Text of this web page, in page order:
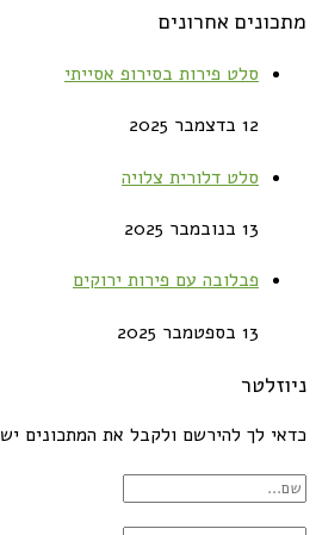
מתכונים אחרונים
סלט פירות בסירופ אסייתי
12 בדצמבר 2025
סלט דלורית צלויה
13 בנובמבר 2025
פבלובה עם פירות ירוקים
13 בספטמבר 2025
ניוזלטר
כדאי לך להירשם ולקבל את המתכונים